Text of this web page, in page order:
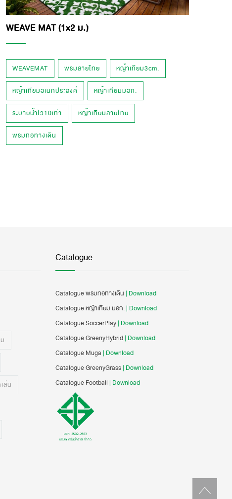
WEAVE MAT (1x2 ม.)
WEAVEMAT พรมลายไทย หญ้าเทียม3cm.
หญ้าเทียมอเนกประสงค์ หญ้าเทียมมอก.
ระบายน้ำไว10เท่า หญ้าเทียมลายไทย
พรมทอทางเดิน
ล่น
Catalogue
Catalogue พรมทอทางเดิน | Download
Catalogue หญ้าเทียม มอก.| Download
Catalogue SoccerPlay| Download
Catalogue GreenyHybrid| Download
Catalogue Muga | Download
Catalogue GreenyGrass| Download
Catalogue Football | Download